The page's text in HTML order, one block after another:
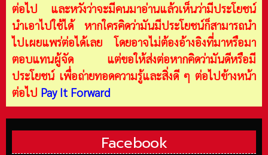
ต่อไป และหวังว่าจะมีคนมาอ่านแล้วเห็นว่ามีประโยชน์
นำเอาไปใช้ได้ หากใครคิดว่ามันมีประโยชน์ก็สามารถนำ
ไปเผยแพร่ต่อได้เลย โดยอาจไม่ต้องอ้างอิงที่มาหรือมา
ตอบแทนผู้จัด แต่ขอให้ส่งต่อหากคิดว่ามันดีหรือมี
ประโยชน์ เพื่อถ่ายทอดความรู้และสิ่งดี ๆ ต่อไปข้างหน้า
ต่อไป Pay It Forward
Facebook